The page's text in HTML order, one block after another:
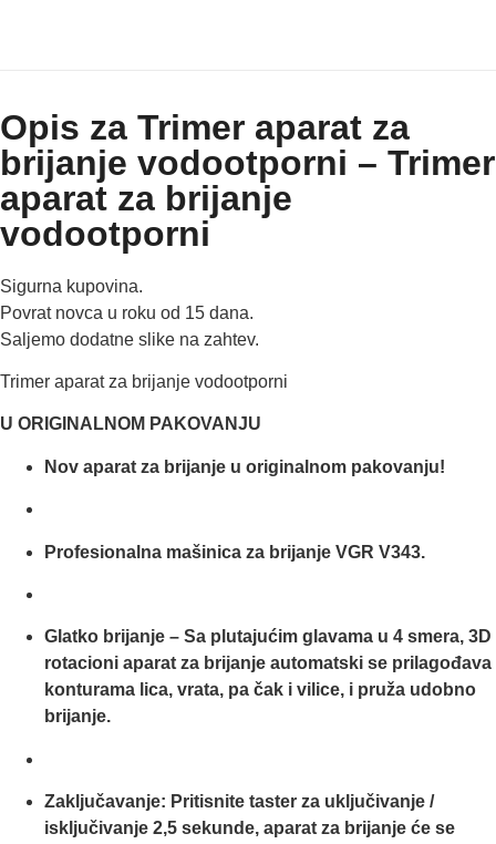
Opis za Trimer aparat za
brijanje vodootporni – Trimer
aparat za brijanje
vodootporni
Sigurna kupovina.
Povrat novca u roku od 15 dana.
Saljemo dodatne slike na zahtev.
Trimer aparat za brijanje vodootporni
U ORIGINALNOM PAKOVANJU
Nov aparat za brijanje u originalnom pakovanju!
Profesionalna mašinica za brijanje VGR V343.
Glatko brijanje – Sa plutajućim glavama u 4 smera, 3D
rotacioni aparat za brijanje automatski se prilagođava
konturama lica, vrata, pa čak i vilice, i pruža udobno
brijanje.
Zaključavanje: Pritisnite taster za uključivanje /
isključivanje 2,5 sekunde, aparat za brijanje će se